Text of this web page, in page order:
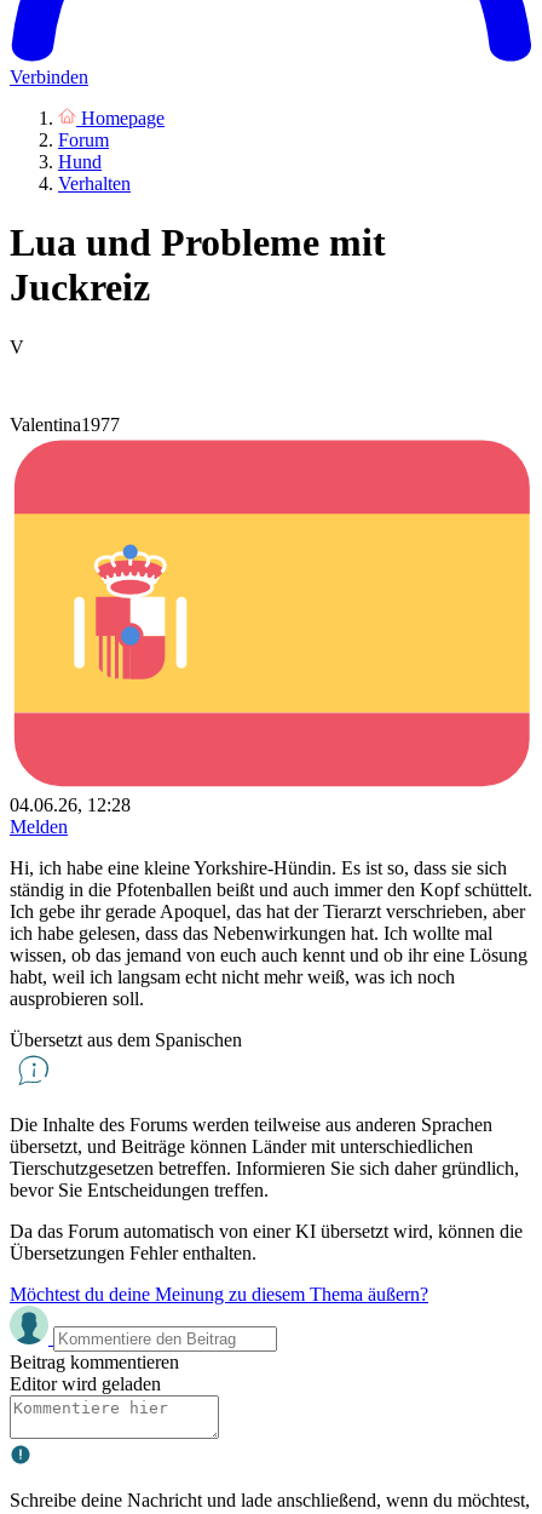
Verbinden
Homepage
Forum
Hund
Verhalten
Lua und Probleme mit
Juckreiz
V
Valentina1977
04.06.26, 12:28
Melden
Hi, ich habe eine kleine Yorkshire-Hündin. Es ist so, dass sie sich
ständig in die Pfotenballen beißt und auch immer den Kopf schüttelt.
Ich gebe ihr gerade Apoquel, das hat der Tierarzt verschrieben, aber
ich habe gelesen, dass das Nebenwirkungen hat. Ich wollte mal
wissen, ob das jemand von euch auch kennt und ob ihr eine Lösung
habt, weil ich langsam echt nicht mehr weiß, was ich noch
ausprobieren soll.
Übersetzt aus dem Spanischen
Die Inhalte des Forums werden teilweise aus anderen Sprachen
übersetzt, und Beiträge können Länder mit unterschiedlichen
Tierschutzgesetzen betreffen. Informieren Sie sich daher gründlich,
bevor Sie Entscheidungen treffen.
Da das Forum automatisch von einer KI übersetzt wird, können die
Übersetzungen Fehler enthalten.
Möchtest du deine Meinung zu diesem Thema äußern?
Beitrag kommentieren
Editor wird geladen
Schreibe deine Nachricht und lade anschließend, wenn du möchtest,